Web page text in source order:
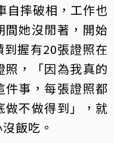
自摔破相，工作也
她沒閒著，開始
握有20張證照在
，「因為我真的
件事，每張證照都
做不做得到」，就
飯吃。